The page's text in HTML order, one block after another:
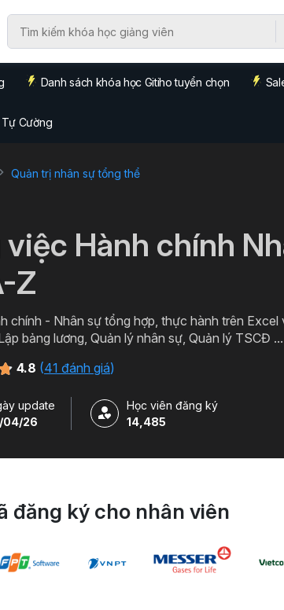
Danh sách khóa học Gitiho tuyển chọn
Cường
Quản trị nhân sự tổng thể
Hành chính
Z
chính - Nhân sự tổng hợp, thực hành trên Excel
bảng lương, Quản lý nhân sự, Quản lý TSCĐ
4.8 (41 đánh giá)
update
04/26
Học viên đăng ký
14,485
đăng ký cho nhân viên